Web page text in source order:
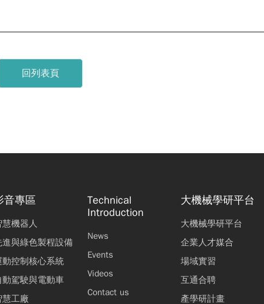
回列表頁
音專區
慧機器人
進與綠色製程設備
動控制核心系統
動駕駛與電動車
慧工廠
Technical
Introduction
News
Events
Videos
Contact us
大機械學研平台
大機械學研平台
企業人才媒合
場域實習
互通合聘
產學研計畫